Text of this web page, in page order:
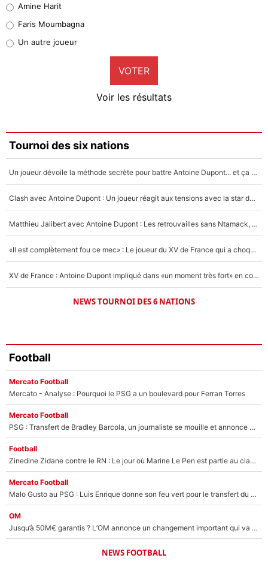
1%
9%
Faris Moumbagna
4%
Un autre joueur
5%
Amine Harit
Faris Moumbagna
Un autre joueur
VOTER
Voir les résultats
Tournoi des six nations
Un joueur dévoile la méthode secrète pour battre Antoine Dupont... et ça marche !
Clash avec Antoine Dupont : Un joueur réagit aux tensions avec la star du XV de France !
Matthieu Jalibert avec Antoine Dupont : Les retrouvailles sans Ntamack, «il y a eu des discussions»
«Il est complètement fou ce mec» : Le joueur du XV de France qui a choqué Matthieu Jalibert !
XV de France : Antoine Dupont impliqué dans «un moment très fort» en coulisses
NEWS TOURNOI DES 6 NATIONS
Football
Mercato Football
Mercato - Analyse : Pourquoi le PSG a un boulevard pour Ferran Torres
Mercato Football
PSG : Transfert de Bradley Barcola, un journaliste se mouille et annonce déjà la fin du feuilleton !
Football
Zinedine Zidane contre le RN : Le jour où Marine Le Pen est partie au clash avec le sélectionneur de l’équipe de France
Mercato Football
Malo Gusto au PSG : Luis Enrique donne son feu vert pour le transfert du Français qui pourrait atteindre une somme record
OM
Jusqu’à 50M€ garantis ? L’OM annonce un changement important qui va faire du bien à ses finances !
NEWS FOOTBALL